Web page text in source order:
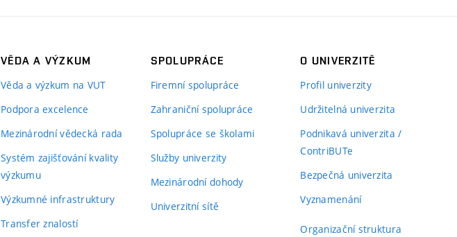
VĚDA A VÝZKUM
Věda a výzkum na VUT
Podpora excelence
Mezinárodní vědecká rada
Systém zajišťování kvality
výzkumu
Výzkumné infrastruktury
Transfer znalostí
SPOLUPRÁCE
Firemní spolupráce
Zahraniční spolupráce
Spolupráce se školami
Služby univerzity
Mezinárodní dohody
Univerzitní sítě
O UNIVERZITĚ
Profil univerzity
Udržitelná univerzita
Podnikavá univerzita /
ContriBUTe
Bezpečná univerzita
Vyznamenání
Organizační struktura